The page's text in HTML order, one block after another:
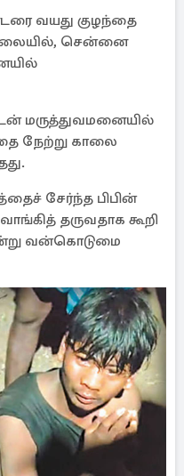
வயது குழந்தை
சென்னை
மருத்துவமனையில்
நேற்று காலை
சேர்ந்த பிபின்
தருவதாக கூறி
வன்கொடுமை